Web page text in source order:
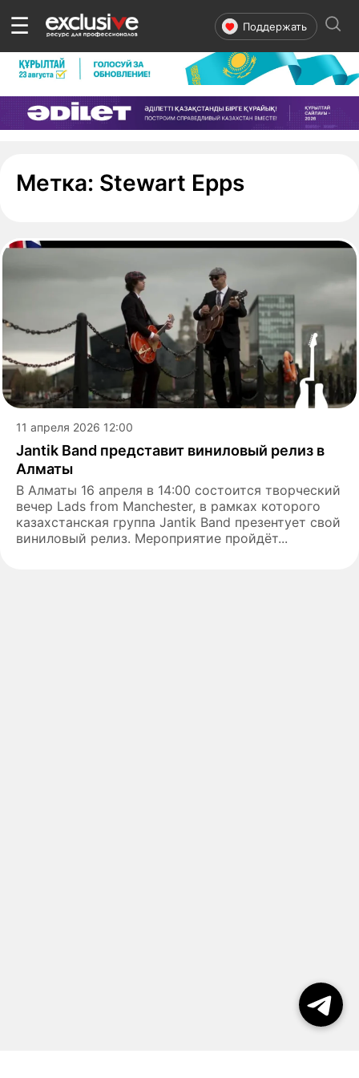
☰ Поддержать
Метка: Stewart Epps-
11 апреля 2026 12:00
Jantik Band представит виниловый релиз в
Алматы
В Алматы 16 апреля в 14:00 состоится творческий
вечер Lads from Manchester, в рамках которого
казахстанская группа Jantik Band презентует свой
виниловый релиз. Мероприятие пройдёт...